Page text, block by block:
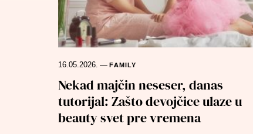
16.05.2026. — FAMILY
Nekad majčin neseser, danas
tutorijal: Zašto devojčice ulaze u
beauty svet pre vremena